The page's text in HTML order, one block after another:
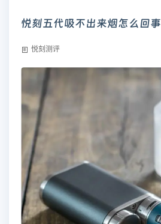
悦刻五代吸不出来烟怎么回事
悦刻测评